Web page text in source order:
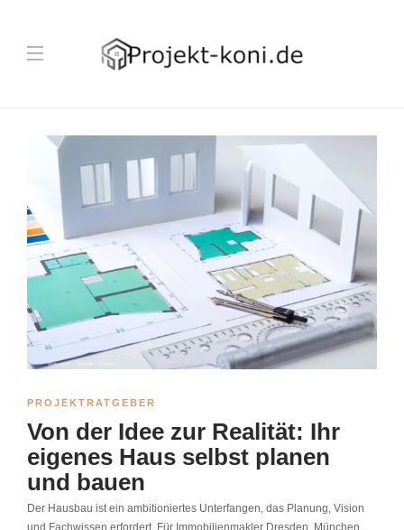
PROJEKTRATGEBER
Von der Idee zur Realität: Ihr
eigenes Haus selbst planen
und bauen
Der Hausbau ist ein ambitioniertes Unterfangen, das Planung, Vision
und Fachwissen erfordert. Für Immobilienmakler Dresden, München,